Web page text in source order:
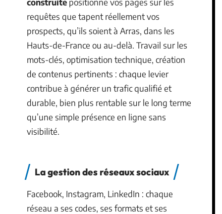
requêtes que tapent réellement vos
prospects, qu’ils soient à Arras, dans les
Hauts-de-France ou au-delà. Travail sur les
mots-clés, optimisation technique, création
de contenus pertinents : chaque levier
contribue à générer un trafic qualifié et
durable, bien plus rentable sur le long terme
qu’une simple présence en ligne sans
visibilité.
La gestion des réseaux sociaux
Facebook, Instagram, LinkedIn : chaque
réseau a ses codes, ses formats et ses